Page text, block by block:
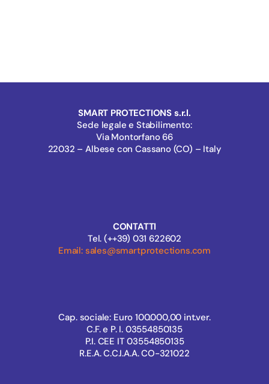
SMART PROTECTIONS s.r.l.
Sede legale e Stabilimento:
Via Montorfano 66
22032 – Albese con Cassano (CO) – Italy
CONTATTI
Tel. (++39) 031 622602
Email: sales@smartprotections.com
Cap. sociale: Euro 100.000,00 int.ver.
C.F. e P. I. 03554850135
P.I. CEE IT 03554850135
R.E.A. C.C.I.A.A. CO-321022